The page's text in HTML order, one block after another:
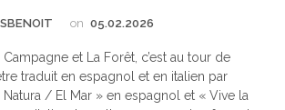
on 05.02.2026
et La Forêt, c’est au tour de
traduit en espagnol et en italien par
Natura / El Mar » en espagnol et « Vive la